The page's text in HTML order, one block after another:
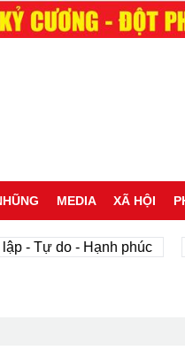
MEDIA XÃ HỘI
Tự do - Hạnh phúc